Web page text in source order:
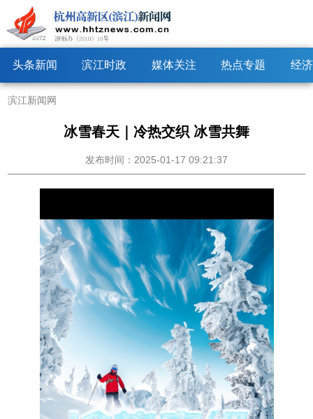
头条新闻 滨江时政 媒体关注 热点专题 经
滨江新闻网
冰雪春天｜冷热交织 冰雪共舞
发布时间：2025-01-17 09:21:37